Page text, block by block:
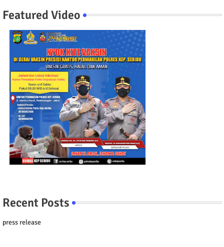
Featured Video
Recent Posts
press release